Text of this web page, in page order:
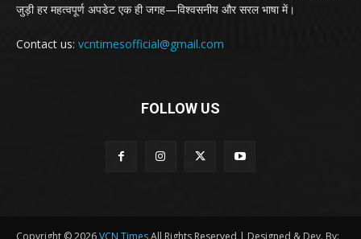
जुड़ी हर महत्वपूर्ण अपडेट एक ही जगह—विश्वसनीय और सरल भाषा में।
Contact us: vcntimesofficial@gmail.com
FOLLOW US
Copyright © 2026VCN TimesAll Rights Reserved | Designed & Dev. By: